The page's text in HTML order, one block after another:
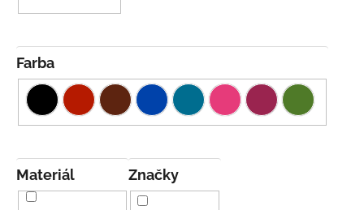
Značky
Farba
Materiál